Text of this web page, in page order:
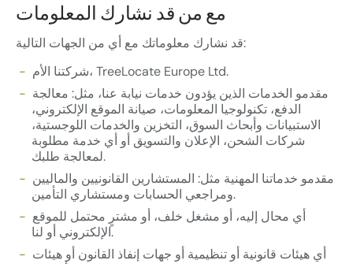
مع من قد نشارك المعلومات
قد نشارك معلوماتك مع أي من الجهات التالية:
شركتنا الأم، TreeLocate Europe Ltd.
مقدمو الخدمات الذين يؤدون خدمات نيابة عنا، مثل: معالجة
الدفع، تكنولوجيا المعلومات، صيانة الموقع الإلكتروني،
الاستبيانات وأبحاث السوق، التخزين والخدمات اللوجستية،
شركات الشحن، الإعلان والتسويق أو أي خدمة مطلوبة
لمعالجة طلبك.
مقدمو خدماتنا المهنية مثل: المستشارين القانونيين والماليين
ومراجعي الحسابات ومستشاري التأمين.
أي محال إليه، أو مشغل خلف، أو مشترٍ محتمل للموقع
الإلكتروني أو لنا.
أي هيئات قانونية أو تنظيمية أو جهات إنفاذ القانون أو هيئات